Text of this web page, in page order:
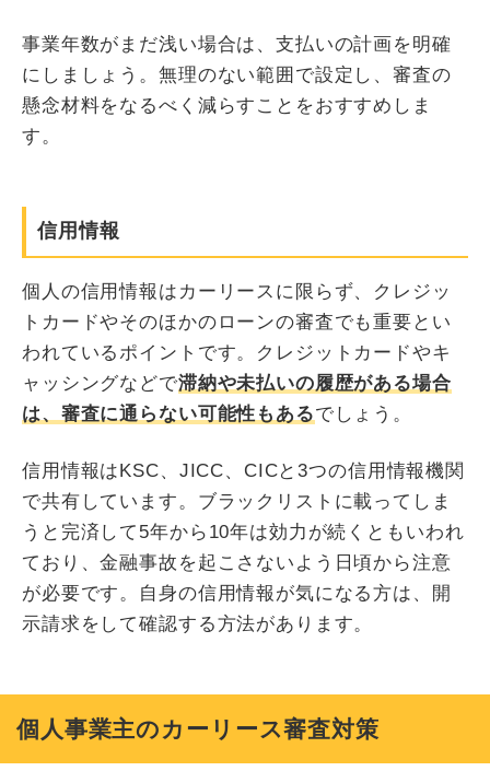
事業年数がまだ浅い場合は、支払いの計画を明確
にしましょう。無理のない範囲で設定し、審査の
懸念材料をなるべく減らすことをおすすめしま
す。
信用情報
個人の信用情報はカーリースに限らず、クレジッ
トカードやそのほかのローンの審査でも重要とい
われているポイントです。クレジットカードやキ
ャッシングなどで滞納や未払いの履歴がある場合
は、審査に通らない可能性もあるでしょう。
信用情報はKSC、JICC、CICと3つの信用情報機関
で共有しています。ブラックリストに載ってしま
うと完済して5年から10年は効力が続くともいわれ
ており、金融事故を起こさないよう日頃から注意
が必要です。自身の信用情報が気になる方は、開
示請求をして確認する方法があります。
個人事業主のカーリース審査対策